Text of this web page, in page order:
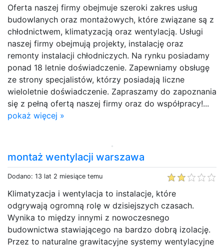
Oferta naszej firmy obejmuje szeroki zakres usług
budowlanych oraz montażowych, które związane są z
chłodnictwem, klimatyzacją oraz wentylacją. Usługi
naszej firmy obejmują projekty, instalację oraz
remonty instalacji chłodniczych. Na rynku posiadamy
ponad 18 letnie doświadczenie. Zapewniamy obsługę
ze strony specjalistów, którzy posiadają liczne
wieloletnie doświadczenie. Zapraszamy do zapoznania
się z pełną ofertą naszej firmy oraz do współpracy!...
pokaż więcej »
montaż wentylacji warszawa
Dodano: 13 lat 2 miesiące temu
Klimatyzacja i wentylacja to instalacje, które
odgrywają ogromną rolę w dzisiejszych czasach.
Wynika to między innymi z nowoczesnego
budownictwa stawiającego na bardzo dobrą izolację.
Przez to naturalne grawitacyjne systemy wentylacyjne